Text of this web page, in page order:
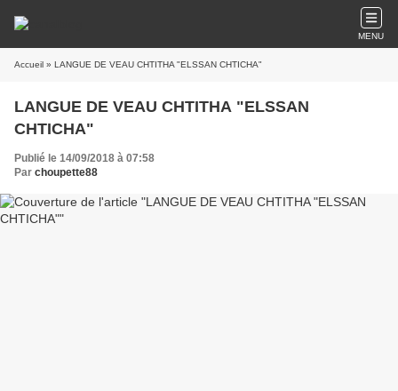
MENU
Accueil » LANGUE DE VEAU CHTITHA "ELSSAN CHTICHA"
LANGUE DE VEAU CHTITHA "ELSSAN
CHTICHA"
Publié le 14/09/2018 à 07:58
Par choupette88